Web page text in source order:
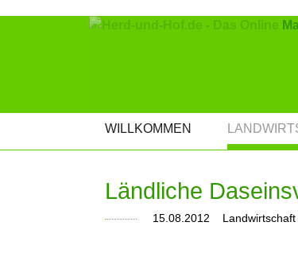
NAVIGATION
ÜBERSPRINGEN
WILLKOMMEN
Ländliche
15.08.2012 Landwirtschaft